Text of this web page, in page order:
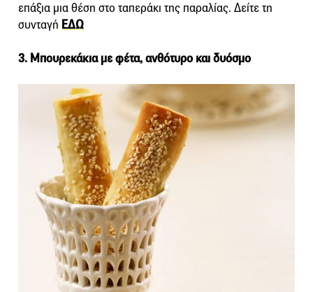
επάξια μια θέση στο ταπεράκι της παραλίας. Δείτε τη
συνταγή ΕΔΩ
3. Μπουρεκάκια με φέτα, ανθότυρο και δυόσμο